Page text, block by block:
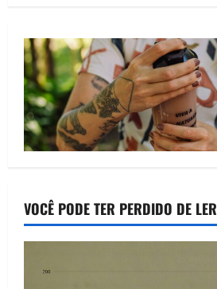
VOCÊ PODE TER PERDIDO DE LER